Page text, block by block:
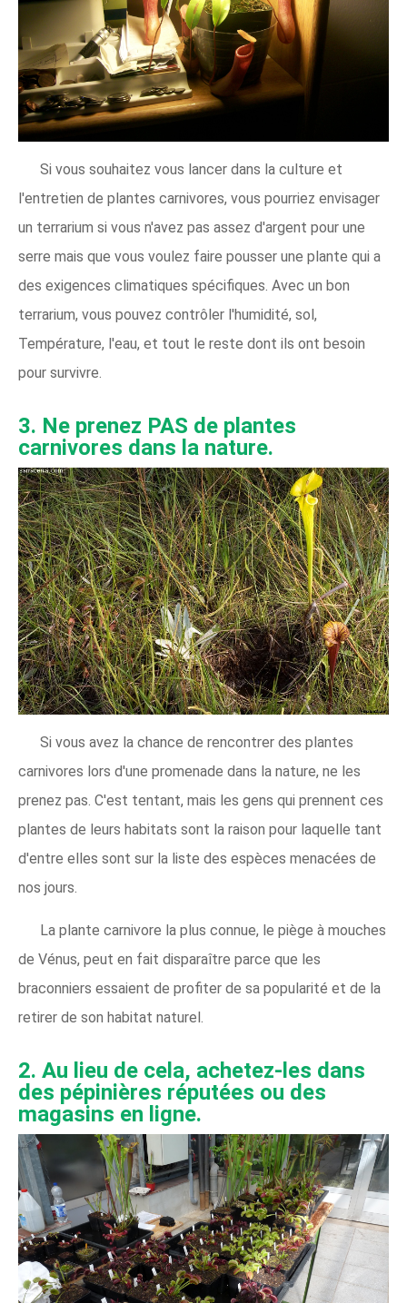
Si vous souhaitez vous lancer dans la culture et
l'entretien de plantes carnivores, vous pourriez envisager
un terrarium si vous n'avez pas assez d'argent pour une
serre mais que vous voulez faire pousser une plante qui a
des exigences climatiques spécifiques. Avec un bon
terrarium, vous pouvez contrôler l'humidité, sol,
Température, l'eau, et tout le reste dont ils ont besoin
pour survivre.
3. Ne prenez PAS de plantes
carnivores dans la nature.
Si vous avez la chance de rencontrer des plantes
carnivores lors d'une promenade dans la nature, ne les
prenez pas. C'est tentant, mais les gens qui prennent ces
plantes de leurs habitats sont la raison pour laquelle tant
d'entre elles sont sur la liste des espèces menacées de
nos jours.
La plante carnivore la plus connue, le piège à mouches
de Vénus, peut en fait disparaître parce que les
braconniers essaient de profiter de sa popularité et de la
retirer de son habitat naturel.
2. Au lieu de cela, achetez-les dans
des pépinières réputées ou des
magasins en ligne.